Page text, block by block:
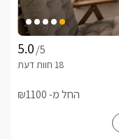
/5
החל מ- ₪1100